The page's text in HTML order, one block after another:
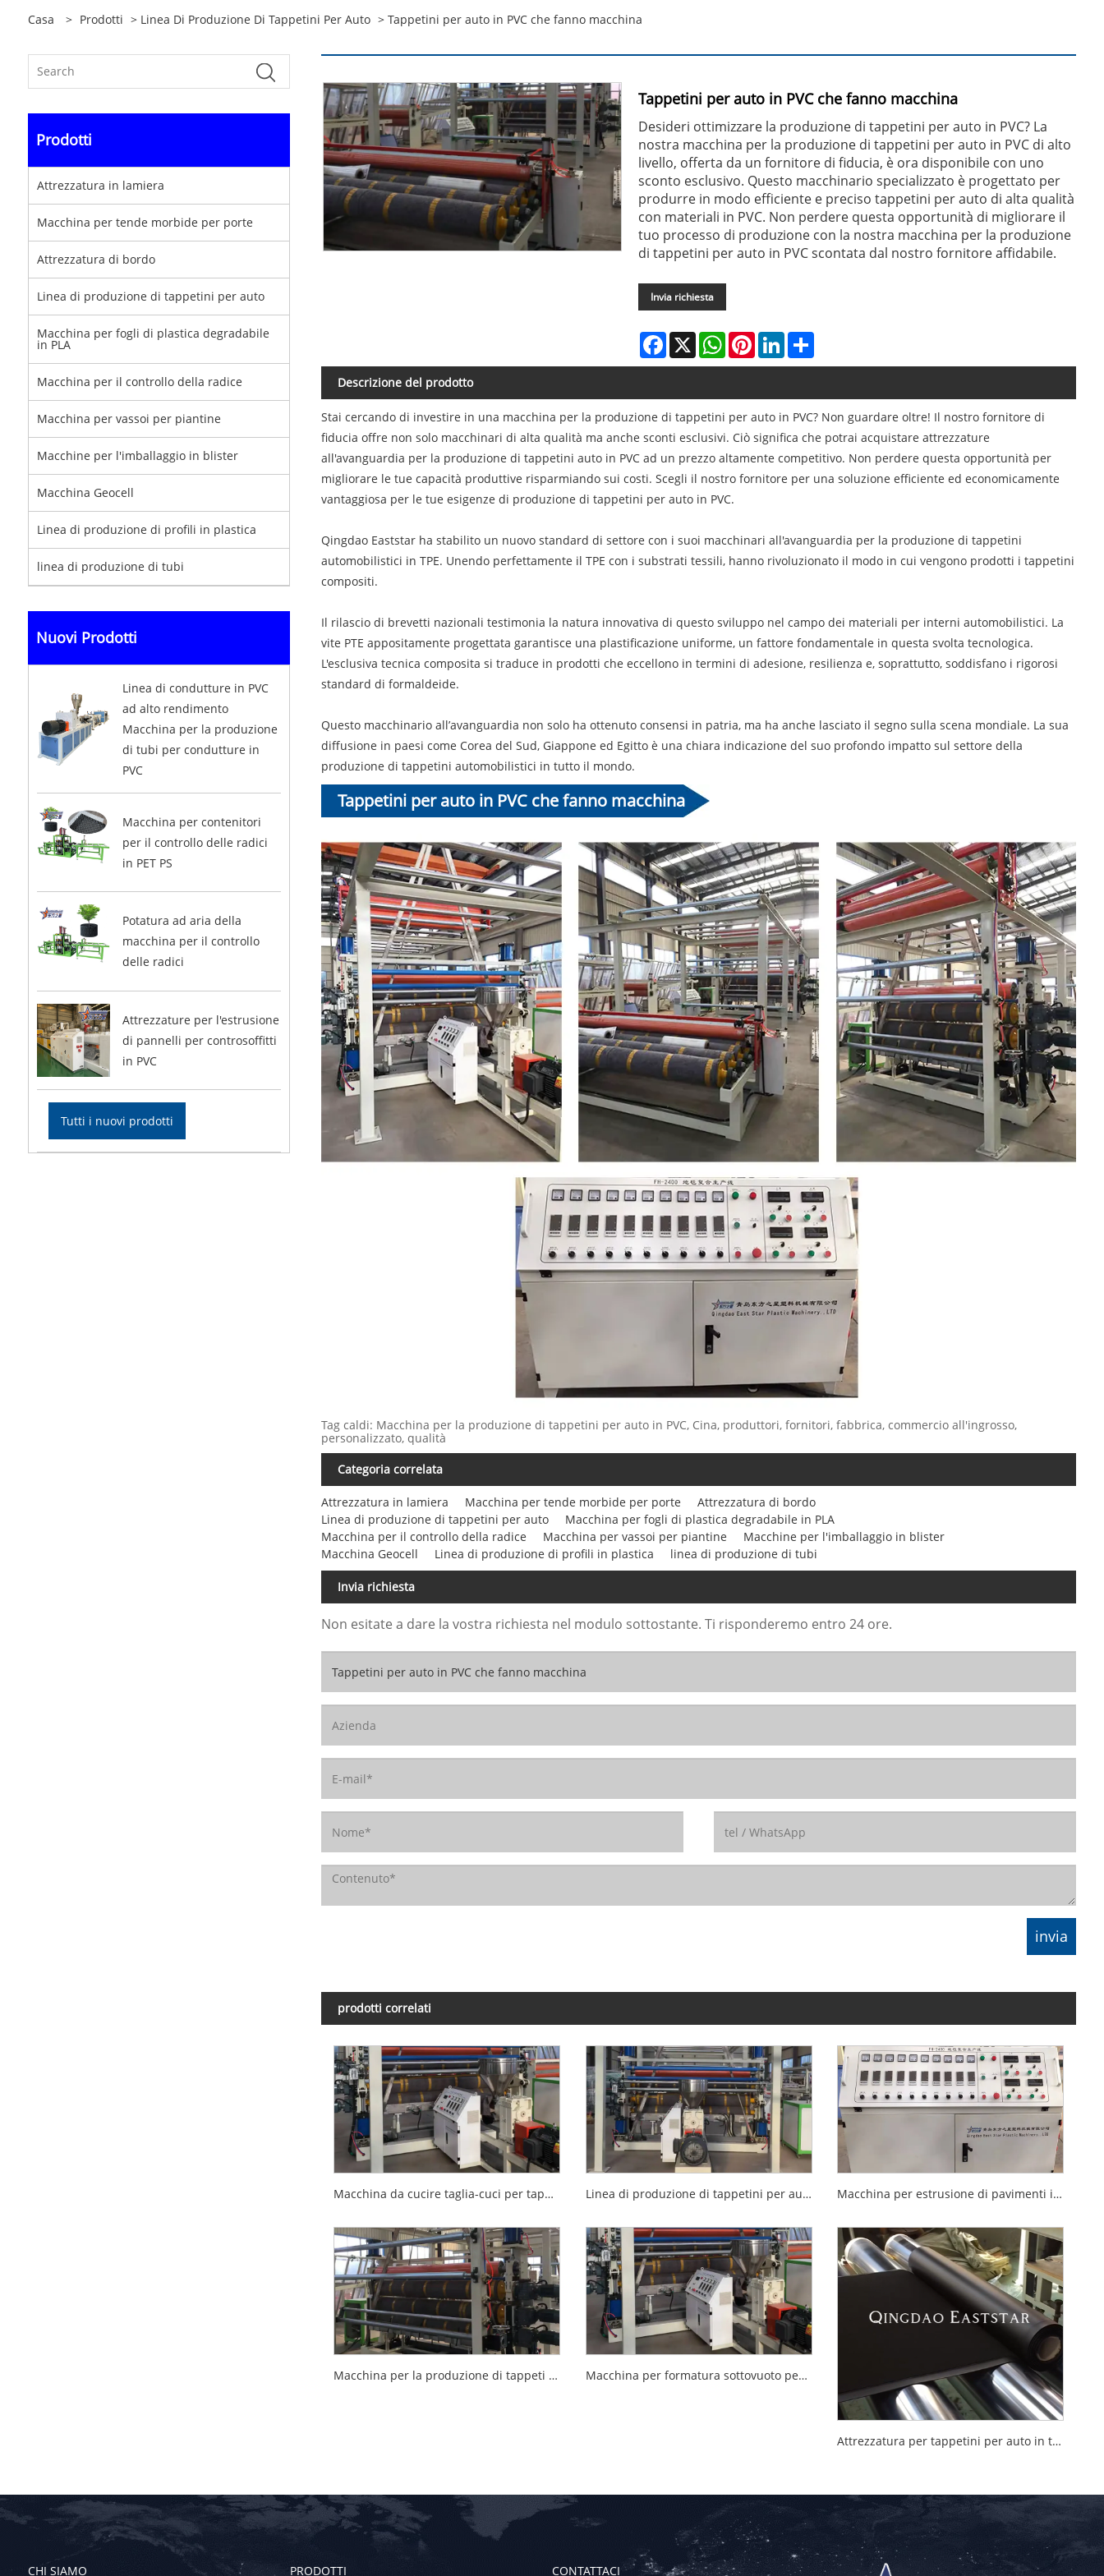
Casa > Prodotti > Linea Di Produzione Di Tappetini Per Auto > Tappetini per auto in PVC che fanno macchina
Prodotti
Attrezzatura in lamiera
Macchina per tende morbide per porte
Attrezzatura di bordo
Linea di produzione di tappetini per auto
Macchina per fogli di plastica degradabile
in PLA
Macchina per il controllo della radice
Macchina per vassoi per piantine
Macchine per l'imballaggio in blister
Macchina Geocell
Linea di produzione di profili in plastica
linea di produzione di tubi
Nuovi Prodotti
Linea di condutture in PVC
ad alto rendimento
Macchina per la produzione
di tubi per condutture in
PVC
Macchina per contenitori
per il controllo delle radici
in PET PS
Potatura ad aria della
macchina per il controllo
delle radici
Attrezzature per l'estrusione
di pannelli per controsoffitti
in PVC
Tutti i nuovi prodotti
Tappetini per auto in PVC che fanno macchina
Desideri ottimizzare la produzione di tappetini per auto in PVC? La
nostra macchina per la produzione di tappetini per auto in PVC di alto
livello, offerta da un fornitore di fiducia, è ora disponibile con uno
sconto esclusivo. Questo macchinario specializzato è progettato per
produrre in modo efficiente e preciso tappetini per auto di alta qualità
con materiali in PVC. Non perdere questa opportunità di migliorare il
tuo processo di produzione con la nostra macchina per la produzione
di tappetini per auto in PVC scontata dal nostro fornitore affidabile.
Invia richiesta
Facebook
X WhatsAppPinterestLinkedIn
Descrizione del prodotto
Stai cercando di investire in una macchina per la produzione di tappetini per auto in PVC? Non guardare oltre! Il nostro fornitore di
fiducia offre non solo macchinari di alta qualità ma anche sconti esclusivi. Ciò significa che potrai acquistare attrezzature
all'avanguardia per la produzione di tappetini auto in PVC ad un prezzo altamente competitivo. Non perdere questa opportunità per
migliorare le tue capacità produttive risparmiando sui costi. Scegli il nostro fornitore per una soluzione efficiente ed economicamente
vantaggiosa per le tue esigenze di produzione di tappetini per auto in PVC.
Qingdao Eaststar ha stabilito un nuovo standard di settore con i suoi macchinari all'avanguardia per la produzione di tappetini
automobilistici in TPE. Unendo perfettamente il TPE con i substrati tessili, hanno rivoluzionato il modo in cui vengono prodotti i tappetini
compositi.
Il rilascio di brevetti nazionali testimonia la natura innovativa di questo sviluppo nel campo dei materiali per interni automobilistici. La
vite PTE appositamente progettata garantisce una plastificazione uniforme, un fattore fondamentale in questa svolta tecnologica.
L'esclusiva tecnica composita si traduce in prodotti che eccellono in termini di adesione, resilienza e, soprattutto, soddisfano i rigorosi
standard di formaldeide.
Questo macchinario all’avanguardia non solo ha ottenuto consensi in patria, ma ha anche lasciato il segno sulla scena mondiale. La sua
diffusione in paesi come Corea del Sud, Giappone ed Egitto è una chiara indicazione del suo profondo impatto sul settore della
produzione di tappetini automobilistici in tutto il mondo.
Tappetini per auto in PVC che fanno macchina
Tag caldi: Macchina per la produzione di tappetini per auto in PVC, Cina, produttori, fornitori, fabbrica, commercio all'ingrosso,
personalizzato, qualità
Categoria correlata
Attrezzatura in lamiera Macchina per tende morbide per porte
Attrezzatura di bordo
Linea di produzione di tappetini per auto
Macchina per fogli di plastica degradabile in PLA
Macchina per il controllo della radice
Macchina per vassoi per piantine
Macchine per l'imballaggio in blister
Macchina Geocell
Linea di produzione di profili in plastica linea di produzione di tubi
Invia richiesta
Non esitate a dare la vostra richiesta nel modulo sottostante. Ti risponderemo entro 24 ore.
prodotti correlati
Macchina da cucire taglia-cuci per tappetini per auto Linea di produzione di tappetini per auto Macchina per estrusione di pavimenti in PVC per auto
Macchina per la produzione di tappeti in PVC Macchina per formatura sottovuoto per tappetini per auto 3D
Attrezzatura per tappetini per auto in tessuto non tessuto in moquette composita TPE
CHI SIAMO PRODOTTI CONTATTACI